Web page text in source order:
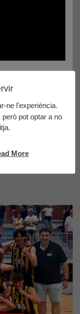
!
D’ESPANYA!
ne l'experiència.
pot optar a no
More